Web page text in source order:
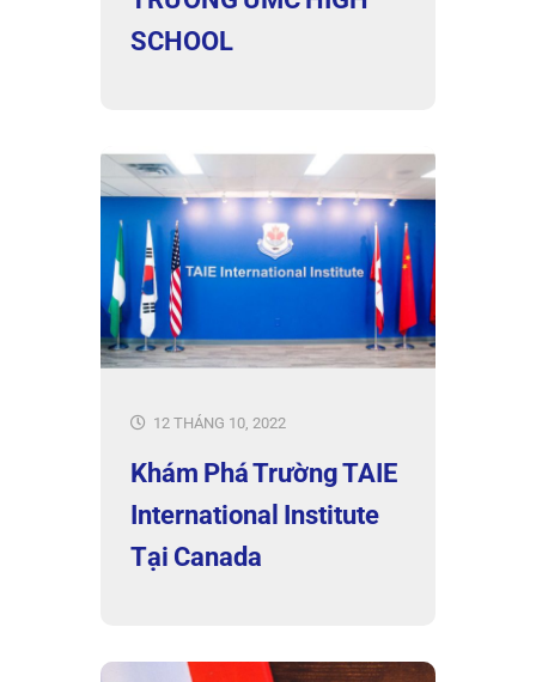
SCHOOL
12 THÁNG 10, 2022
Khám Phá Trường TAIE
International Institute
Tại Canada